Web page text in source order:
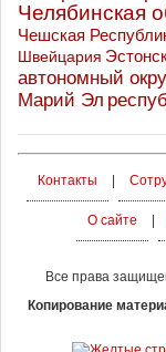
Челябинская
Чешская
Швейцария
автономный
Марий Эл
Контакты
О сайте
Все права
Копирование